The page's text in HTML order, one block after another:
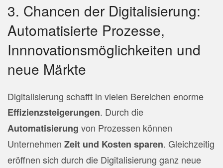
3. Chancen der Digitalisierung:
Automatisierte Prozesse,
Innnovationsmöglichkeiten und
neue Märkte
Digitalisierung schafft in vielen Bereichen enorme
Effizienzsteigerungen. Durch die
Automatisierung von Prozessen können
Unternehmen Zeit und Kosten sparen. Gleichzeitig
eröffnen sich durch die Digitalisierung ganz neue